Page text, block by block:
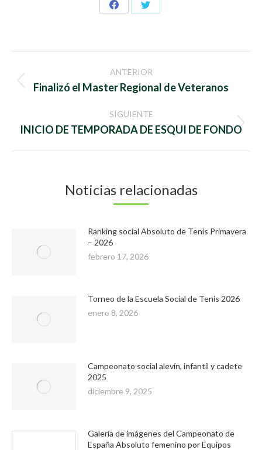
Share
Share
Navegación
entre
publicaciones
ANTERIOR
Publicación
anterior:
Finalizó el Master Regional de Veteranos
SIGUIENTE
Publicación
INICIO DE TEMPORADA DE ESQUI DE FONDO
Noticias relacionadas
Ranking social Absoluto de Tenis Primavera
– 2026
febrero 17, 2026
Torneo de la Escuela Social de Tenis 2026
enero 8, 2026
Campeonato social alevín, infantil y cadete
2025
diciembre 9, 2025
Galería de imágenes del Campeonato de
España Absoluto femenino por Equipos